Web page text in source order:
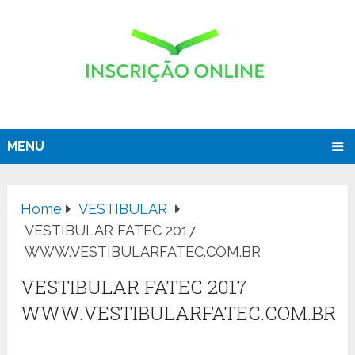
MENU
Home
VESTIBULAR
VESTIBULAR FATEC 2017
WWW.VESTIBULARFATEC.COM.BR
VESTIBULAR FATEC 2017
WWW.VESTIBULARFATEC.COM.BR